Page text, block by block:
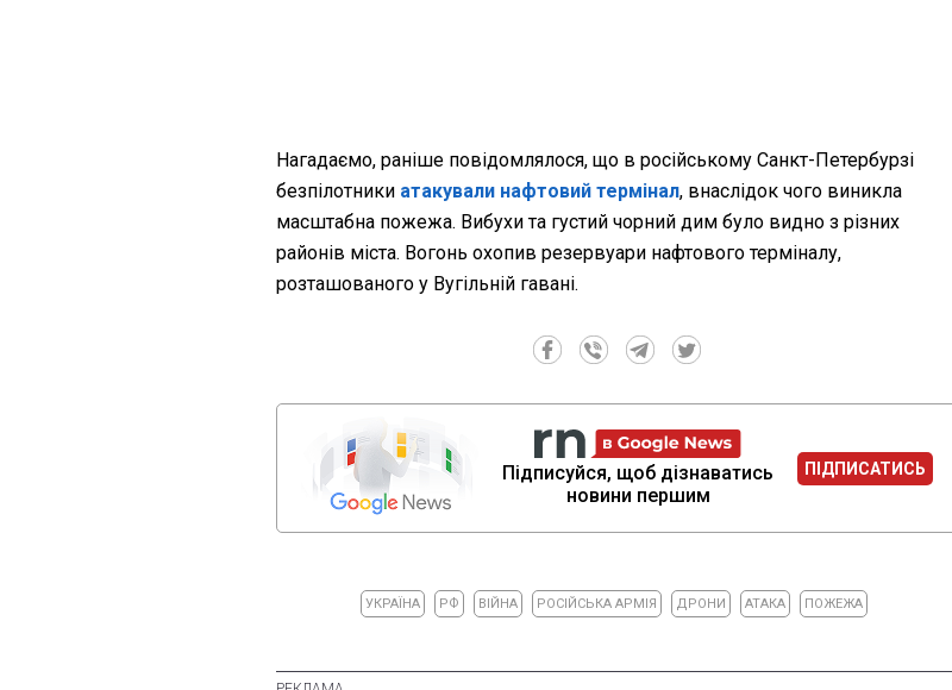
Нагадаємо, раніше повідомлялося, що в російському Санкт-Петербурзі
безпілотники атакували нафтовий термінал, внаслідок чого виникла
масштабна пожежа. Вибухи та густий чорний дим було видно з різних
районів міста. Вогонь охопив резервуари нафтового терміналу,
розташованого у Вугільній гавані.
Підписуйся, щоб дізнаватись
новини першим
ПІДПИСАТИСЬ
УКРАЇНА РФ ВІЙНА РОСІЙСЬКА АРМІЯ ДРОНИ АТАКА ПОЖЕЖА